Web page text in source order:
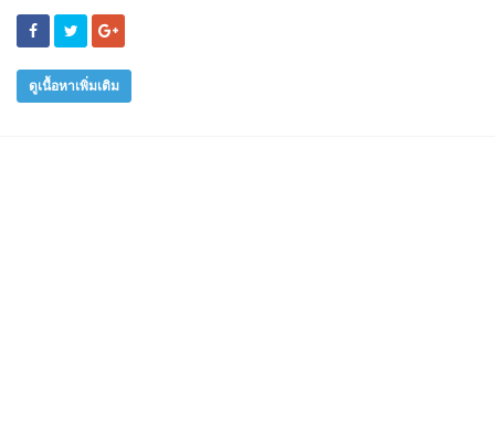
ดูเนื้อหาเพิ่มเติม